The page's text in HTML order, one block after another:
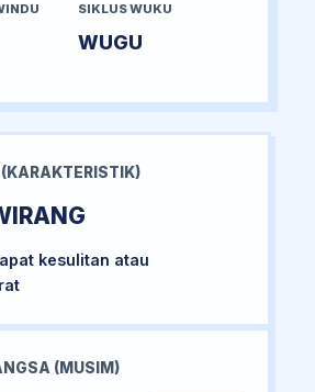
SIKLUS WUKU
WUGU
kesulitan atau
(MUSIM)